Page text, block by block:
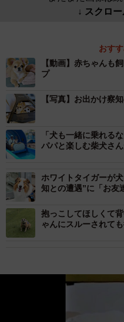
↓ スクロ
おす
【動画】赤ちゃんも
プ
【写真】お出かけ察
「犬も一緒に乗れる
パパと楽しむ柴犬さ
ホワイトタイガーが
知との遭遇”に「お友
抱っこしてほしくて
ゃんにスルーされて